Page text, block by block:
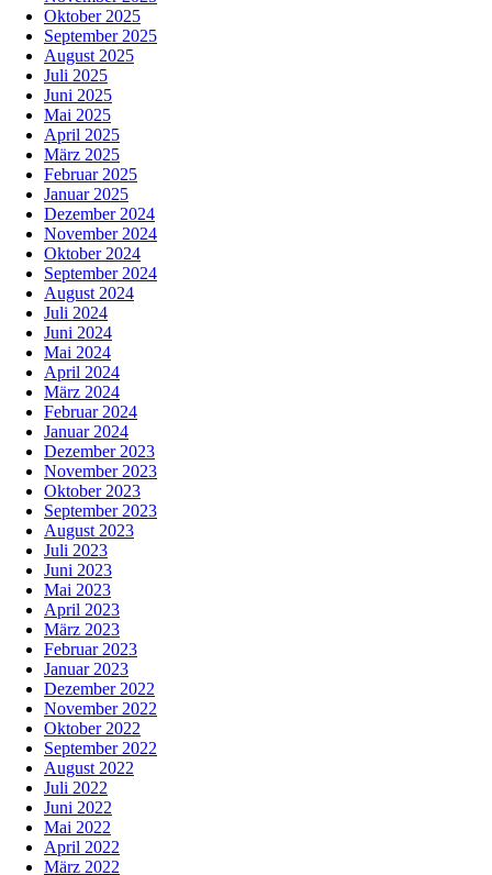
Oktober 2025
September 2025
August 2025
Juli 2025
Juni 2025
Mai 2025
April 2025
März 2025
Februar 2025
Januar 2025
Dezember 2024
November 2024
Oktober 2024
September 2024
August 2024
Juli 2024
Juni 2024
Mai 2024
April 2024
März 2024
Februar 2024
Januar 2024
Dezember 2023
November 2023
Oktober 2023
September 2023
August 2023
Juli 2023
Juni 2023
Mai 2023
April 2023
März 2023
Februar 2023
Januar 2023
Dezember 2022
November 2022
Oktober 2022
September 2022
August 2022
Juli 2022
Juni 2022
Mai 2022
April 2022
März 2022